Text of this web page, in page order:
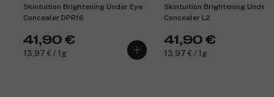
Skintuition Brightening Under Eye
Concealer DPR16
41,90 €
13,97 € / 1g
Skintuition Brightening Under
Concealer L2
41,90 €
13,97 € / 1g